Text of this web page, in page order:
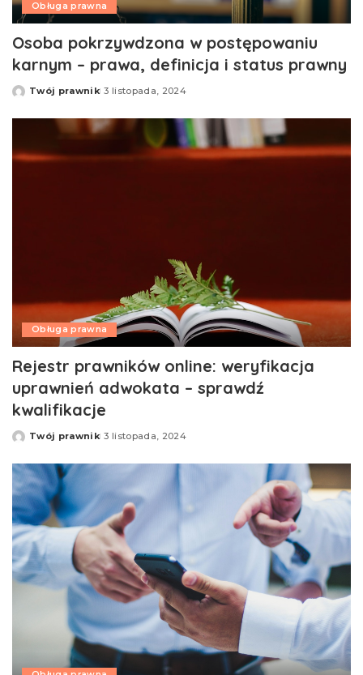
Obługa prawna
Osoba pokrzywdzona w postępowaniu
karnym – prawa, definicja i status prawny
Opublikowane
Twój prawnik 3 listopada, 2024
Obługa prawna
Rejestr prawników online: weryfikacja
uprawnień adwokata – sprawdź
kwalifikacje
Opublikowane
Twój prawnik 3 listopada, 2024